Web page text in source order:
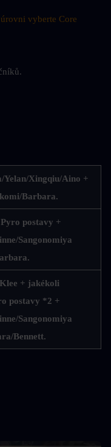
vyberte Core
Xingqiu/Aino +
Barbara.
postavy +
Sangonomiya
+ jakékoli
postavy *2 +
Sangonomiya
Bennett.